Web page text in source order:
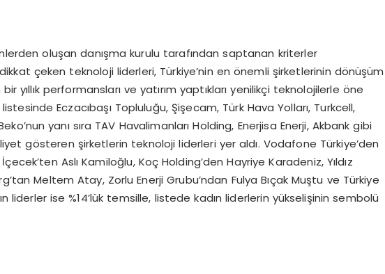
oluşan danışma kurulu tarafından saptanan kriterler
çeken teknoloji liderleri, Türkiye’nin en önemli şirketlerinin dönüşüm
yıllık performansları ve yatırım yaptıkları yenilikçi teknolojilerle öne
Eczacıbaşı Topluluğu, Şişecam, Türk Hava Yolları, Turkcell,
yanı sıra TAV Havalimanları Holding, Enerjisa Enerji, Akbank gibi
gösteren şirketlerin teknoloji liderleri yer aldı. Vodafone Türkiye’den
Aslı Kamiloğlu, Koç Holding’den Hayriye Karadeniz, Yıldız
Meltem Atay, Zorlu Enerji Grubu’ndan Fulya Bıçak Muştu ve Türkiye
liderler ise %14’lük temsille, listede kadın liderlerin yükselişinin sembolü